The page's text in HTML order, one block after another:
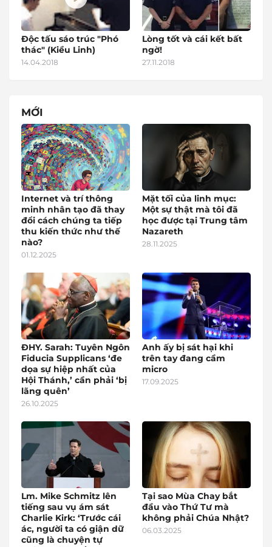
Độc tấu sáo trúc "Phó
thác" (Kiều Linh)
14.04.2018
Lòng tốt và cái kết bất
ngờ!
27.11.2018
MỚI
Internet và trí thông
minh nhân tạo đã thay
đổi cách chúng ta tiếp
thu kiến thức như thế
nào?
01.12.2025
Mặt tối của linh mục:
Một sự thật mà tôi đã
học được tại Trung tâm
Nazareth
28.11.2025
ĐHY. Sarah: Tuyên Ngôn
Fiducia Supplicans ‘đe
dọa sự hiệp nhất của
Hội Thánh,’ cần phải ‘bị
lãng quên’
26.10.2025
Anh ấy bị sát hại khi
trên tay đang cầm
micro
17.09.2025
Lm. Mike Schmitz lên
tiếng sau vụ ám sát
Charlie Kirk: ‘Trước cái
ác, người ta có giận dữ
cũng là chuyện tự
Tại sao Mùa Chay bắt
đầu vào Thứ Tư mà
không phải Chúa Nhật?
06.03.2025